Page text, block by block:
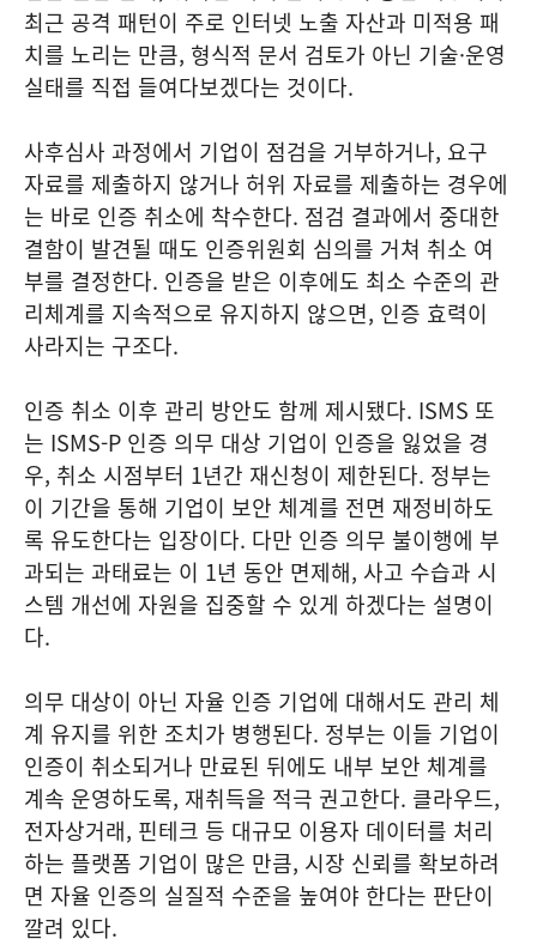
최근 공격 패턴이 주로 인터넷 노출 자산과 미적용 패
치를 노리는 만큼, 형식적 문서 검토가 아닌 기술·운영
실태를 직접 들여다보겠다는 것이다.
사후심사 과정에서 기업이 점검을 거부하거나, 요구
자료를 제출하지 않거나 허위 자료를 제출하는 경우에
는 바로 인증 취소에 착수한다. 점검 결과에서 중대한
결함이 발견될 때도 인증위원회 심의를 거쳐 취소 여
부를 결정한다. 인증을 받은 이후에도 최소 수준의 관
리체계를 지속적으로 유지하지 않으면, 인증 효력이
사라지는 구조다.
인증 취소 이후 관리 방안도 함께 제시됐다. ISMS 또
는 ISMS-P 인증 의무 대상 기업이 인증을 잃었을 경
우, 취소 시점부터 1년간 재신청이 제한된다. 정부는
이 기간을 통해 기업이 보안 체계를 전면 재정비하도
록 유도한다는 입장이다. 다만 인증 의무 불이행에 부
과되는 과태료는 이 1년 동안 면제해, 사고 수습과 시
스템 개선에 자원을 집중할 수 있게 하겠다는 설명이
다.
의무 대상이 아닌 자율 인증 기업에 대해서도 관리 체
계 유지를 위한 조치가 병행된다. 정부는 이들 기업이
인증이 취소되거나 만료된 뒤에도 내부 보안 체계를
계속 운영하도록, 재취득을 적극 권고한다. 클라우드,
전자상거래, 핀테크 등 대규모 이용자 데이터를 처리
하는 플랫폼 기업이 많은 만큼, 시장 신뢰를 확보하려
면 자율 인증의 실질적 수준을 높여야 한다는 판단이
깔려 있다.